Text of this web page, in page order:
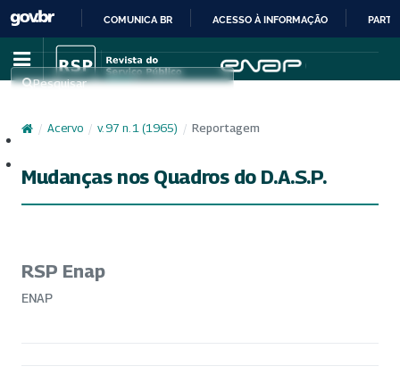
IR
PARA
CONTEÚDO
COMUNICA BR ACESSO À INFORMAÇÃO
Pesquisar
/ Acervo / v. 97 n. 1 (1965) / Reportagem
Mudanças nos Quadros do D.A.S.P.
RSP Enap
ENAP